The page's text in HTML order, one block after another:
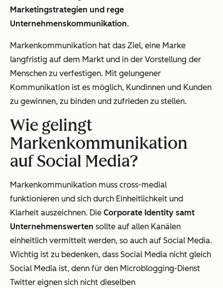
Marketingstrategien und rege
Unternehmenskommunikation.
Markenkommunikation hat das Ziel, eine Marke
langfristig auf dem Markt und in der Vorstellung der
Menschen zu verfestigen. Mit gelungener
Kommunikation ist es möglich, Kundinnen und Kunden
zu gewinnen, zu binden und zufrieden zu stellen.
Wie gelingt
Markenkommunikation
auf Social Media?
Markenkommunikation muss cross-medial
funktionieren und sich durch Einheitlichkeit und
Klarheit auszeichnen. Die Corporate Identity samt
Unternehmenswerten sollte auf allen Kanälen
einheitlich vermittelt werden, so auch auf Social Media.
Wichtig ist zu bedenken, dass Social Media nicht gleich
Social Media ist, denn für den Microblogging-Dienst
Twitter eignen sich nicht dieselben